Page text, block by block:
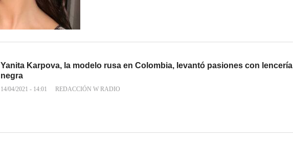
Yanita Karpova, la modelo rusa en Colombia, levantó pasiones con lencería
negra
14/04/2021 - 14:01 REDACCIÓN W RADIO